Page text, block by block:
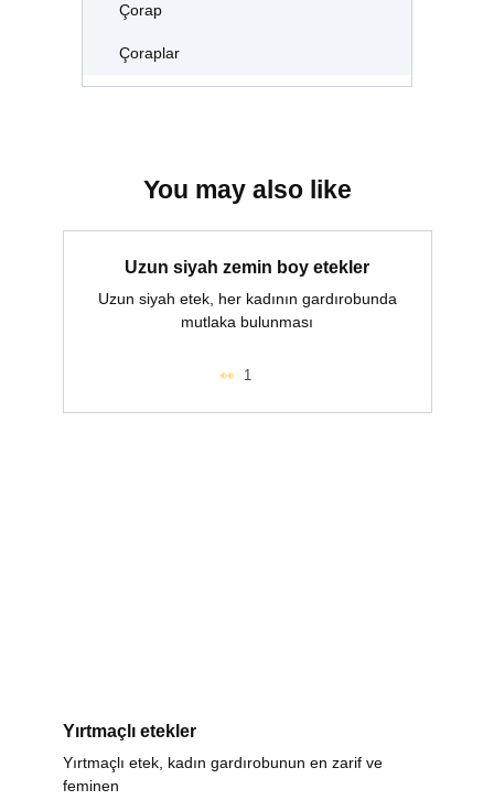
Çorap
Çoraplar
You may also like
Uzun siyah zemin boy etekler
Uzun siyah etek, her kadının gardırobunda
mutlaka bulunması
1
Yırtmaçlı etekler
Yırtmaçlı etek, kadın gardırobunun en zarif ve
feminen